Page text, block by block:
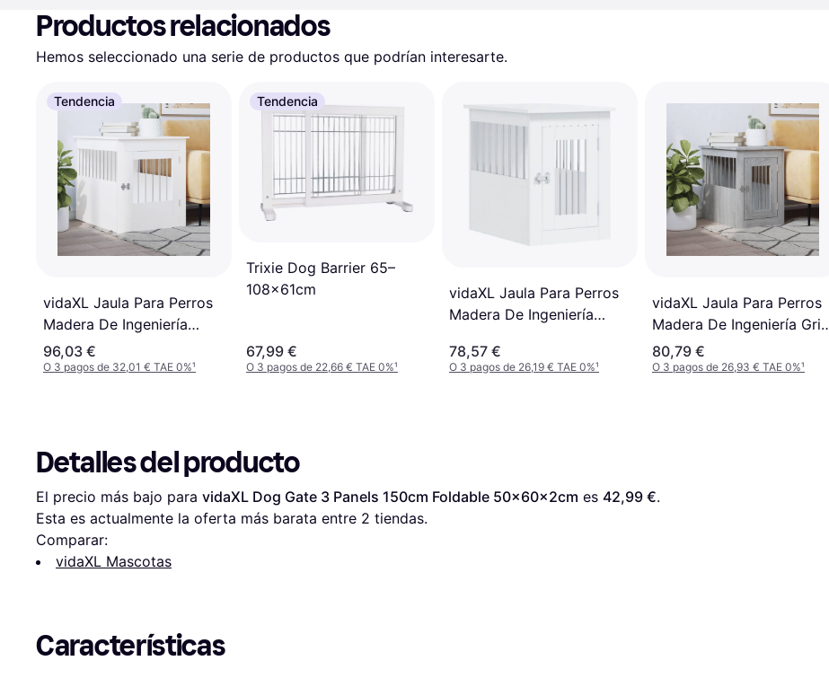
Productos relacionados
Hemos seleccionado una serie de productos que podrían interesarte.
Tendencia
vidaXL Jaula Para Perros
Madera De Ingeniería
Blanco 64,5x80x71 cm
96,03 €
O 3 pagos de 32,01 € TAE 0%¹
Tendencia
Trixie Dog Barrier 65–
108x61cm
67,99 €
O 3 pagos de 22,66 € TAE 0%¹
vidaXL Jaula Para Perros
Madera De Ingeniería
78,57 €
O 3 pagos de 26,19 € TAE 0%¹
vidaXL Jaula Para Perros
Madera De Ingeniería Gris
Sonoma 45x62x59 cm
80,79 €
O 3 pagos de 26,93 € TAE 0%¹
Detalles del producto
El precio más bajo para vidaXL Dog Gate 3 Panels 150cm Foldable 50x60x2cm es 42,99 €.
Esta es actualmente la oferta más barata entre 2 tiendas.
Comparar:
vidaXL Mascotas
Características